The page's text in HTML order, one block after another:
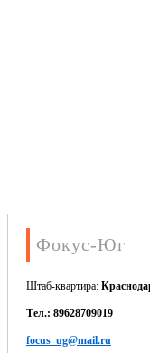
Фокус-Юг
Штаб-квартира:
Тел.: 89628709019
focus_ug@mail.ru